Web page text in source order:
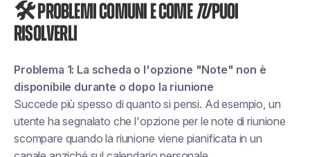
🛠 Problemi comuni e comeTupuoi
risolverli
Problema 1: La scheda o l'opzione "Note" non è
disponibile durante o dopo la riunione
Succede più spesso di quanto si pensi. Ad esempio, un
utente ha segnalato che l'opzione per le note di riunione
scompare quando la riunione viene pianificata in un